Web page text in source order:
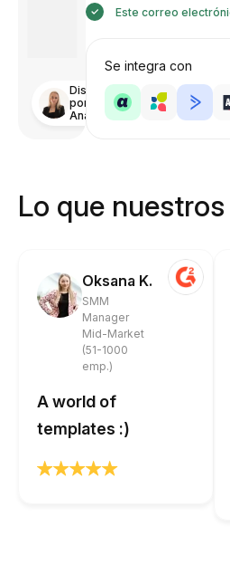
Diseñado
por
Anastasiia
Este correo
Se integra con
Lo que
Oksana K.
SMM
Manager
Mid-Market
(51-1000
emp.)
A world of
templates :)